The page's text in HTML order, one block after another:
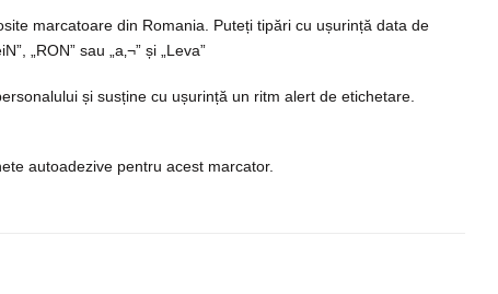
marcatoare din Romania. Puteți tipări cu ușurință data de
„RON” sau „a‚¬” și „Leva”
și susține cu ușurință un ritm alert de etichetare.
autoadezive pentru acest marcator.